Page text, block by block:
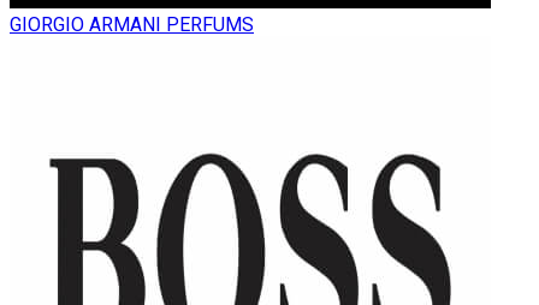
GIORGIO ARMANI PERFUMS